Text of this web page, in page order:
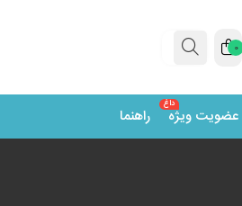
0
عضویت ویژه
داغ
راهنما